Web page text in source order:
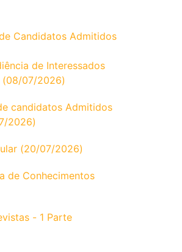
Candidatos Admitidos
de Interessados
(08/07/2026)
candidatos Admitidos
2026)
(20/07/2026)
de Conhecimentos
- 1 Parte